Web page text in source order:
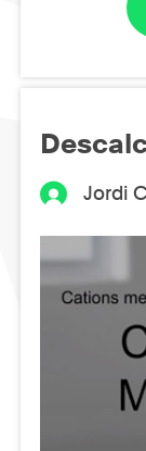
Jordi